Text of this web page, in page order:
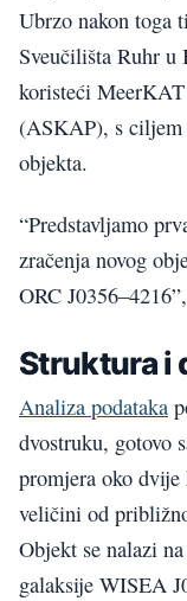
Ubrzo nakon toga
Sveučilišta Ruhr u
koristeći
(ASKAP), s ciljem
objekta.
“Predstavljamo
zračenja novog
ORC
Struktura i
Analiza podataka
dvostruku, gotovo
promjera oko dvije
veličini od
Objekt se nalazi
galaksije WISEA